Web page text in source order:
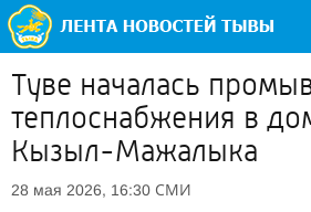
Туве началась
теплоснабжения в
Кызыл-Мажалыка
28 мая 2026, 16:30 СМИ